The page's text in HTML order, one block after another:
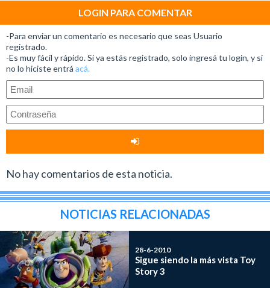
LOGIN PARA COMENTAR
-Para enviar un comentario es necesario que seas Usuario
registrado.
-Es muy fácil y rápido. Si ya estás registrado, solo ingresá tu login, y si
no lo hiciste entrá acá.
No hay comentarios de esta noticia.
NOTICIAS RELACIONADAS
28-6-2010
Sigue siendo la más vista Toy
Story 3